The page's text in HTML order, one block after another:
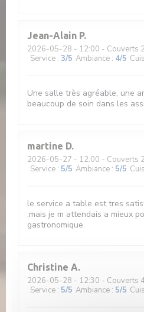
Jean-Alain P
2026-05-28 - 12:00 - Couverts 2
Service : 3/5 Ambiance : 4/5
Une salle très agréable, une
beaucoup de soin dans les
martine D
2026-05-27 - 12:00 - Couverts 2
Service : 5/5 Ambiance : 5/5
le service a table est tres
,mais je m attendais a mieux
gastronomique.
Christine A
2026-05-28 - 12:30 - Couverts 4
Service : 5/5 Ambiance : 5/5